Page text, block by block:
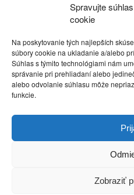
Spravujte
cookie
Na poskytovanie tých najlepších
súbory cookie na ukladanie a/alebo
Súhlas s týmito technológiami nám
správanie pri prehliadaní alebo
alebo odvolanie súhlasu môže
funkcie.
Zobraziť